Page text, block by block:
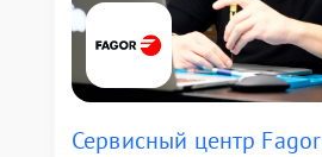
Сервисный центр Fagor